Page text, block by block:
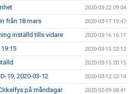
2020-03-22 09:04
från 18 mars 2020-03-17 19:47
inställd tills vidare 2020-03-16 16:11
2020-03-15 22:12
2020-03-15 20:15
19, 2020-03-12 2020-03-12 22:14
på måndagar 2020-02-09 08:41